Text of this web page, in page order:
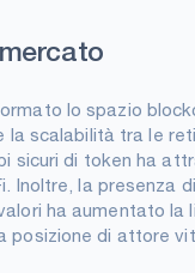
lo spazio
la scalabilità tra le
sicuri di token ha
Inoltre, la presenza
ha aumentato la
posizione di attore